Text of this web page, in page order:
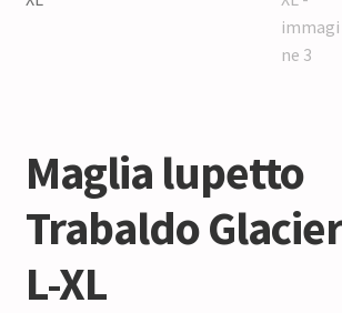
Maglia lupetto
Trabaldo
L-XL